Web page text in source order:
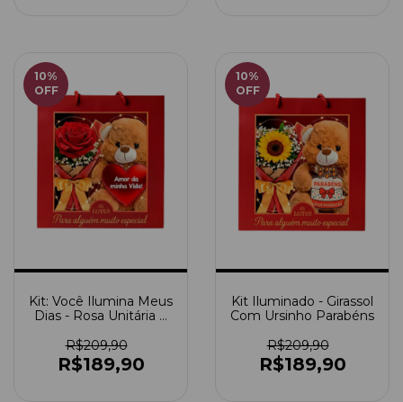
10%
OFF
Kit: Você Ilumina Meus
Dias - Rosa Unitária +
Vida
R$209,90
R$189,90
10%
OFF
Kit Iluminado - Girassol
Com Ursinho Parabéns
R$209,90
R$189,90